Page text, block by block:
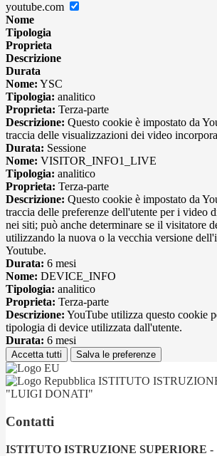
youtube.com
Nome
Tipologia
Proprieta
Descrizione
Durata
Nome: YSC
Tipologia: analitico
Proprieta: Terza-parte
Descrizione: Questo cookie è impostato da
traccia delle visualizzazioni dei video
Durata: Sessione
Nome: VISITOR_INFO1_LIVE
Tipologia: analitico
Proprieta: Terza-parte
Descrizione: Questo cookie è impostato da
traccia delle preferenze dell'utente per i video
nei siti; può anche determinare se il visitatore
utilizzando la nuova o la vecchia versione
Youtube.
Durata: 6 mesi
Nome: DEVICE_INFO
Tipologia: analitico
Proprieta: Terza-parte
Descrizione: YouTube utilizza questo cookie
tipologia di device utilizzata dall'utente.
Durata: 6 mesi
Accetta tutti Salva le preferenze
ISTITUTO
"LUIGI DONATI"
Contatti
ISTITUTO ISTRUZIONE SUPERIORE